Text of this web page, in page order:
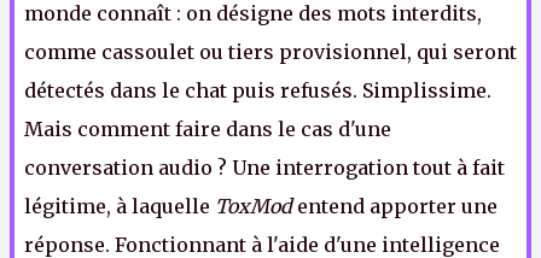
monde connaît : on désigne des mots interdits,
comme cassoulet ou tiers provisionnel, qui seront
détectés dans le chat puis refusés. Simplissime.
Mais comment faire dans le cas d'une
conversation audio ? Une interrogation tout à fait
légitime, à laquelle ToxModentend apporter une
réponse. Fonctionnant à l'aide d'une intelligence